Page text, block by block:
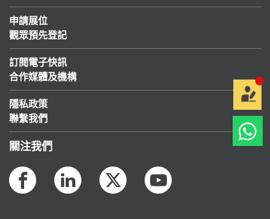
申請展位
觀眾預先登記
訂閱電子快訊
合作媒體及機構
隱私政策
聯繫我們
關注我們